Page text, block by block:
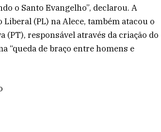
o Santo Evangelho”, declarou. A
(PL) na Alece, também atacou o
(PT), responsável através da criação do
“queda de braço entre homens e